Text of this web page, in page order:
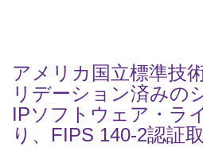
アメリカ国立標準技
リデーション済みの
IPソフトウェア・ラ
り、FIPS 140-2認証